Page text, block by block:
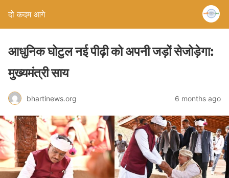
दो कदम आगे
आधुनिक घोटुल नई पीढ़ी को अपनी जड़ों सेजोड़ेगा:
मुख्यमंत्री साय
bhartinews.org 6 months ago